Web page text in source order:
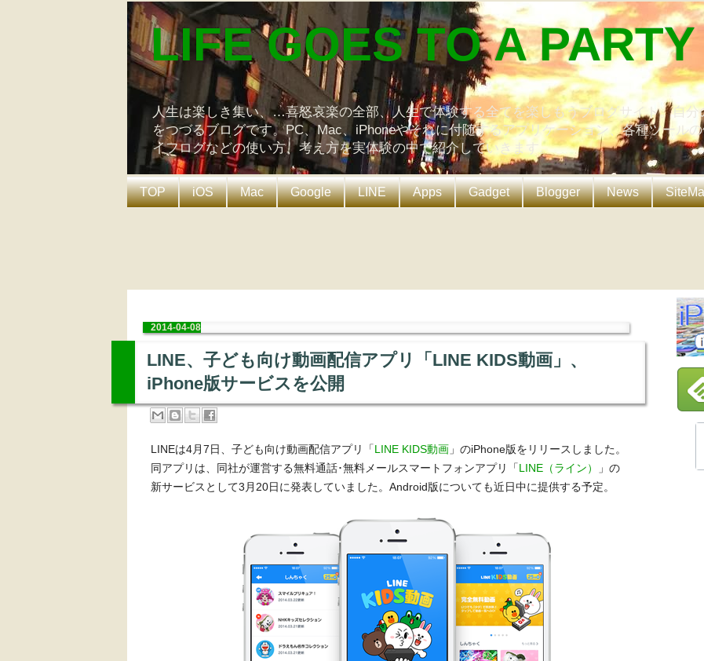
LIFE GOES TO A PARTY
人生は楽しき集い、…喜怒哀楽の全部、人生で体験する全てを楽しもうブログサイト。自分
をつづるブログです。PC、Mac、iPhoneやそれに付随するアプリケーション、各種ツール
イフログなどの使い方、考え方を実体験の中で紹介していきます。
TOP iOS Mac Google LINE Apps Gadget Blogger News
2014-04-08
LINE、子ども向け動画配信アプリ「LINE KIDS動画」、
iPhone版サービスを公開
LINEは4月7日、子ども向け動画配信アプリ「LINE KIDS動画 」のiPhone版をリリースしました。
同アプリは、同社が運営する無料通話･無料メールスマートフォンアプリ「LINE（ライン）
」の
新サービスとして3月20日に発表していました。Android版についても近日中に提供する予定。